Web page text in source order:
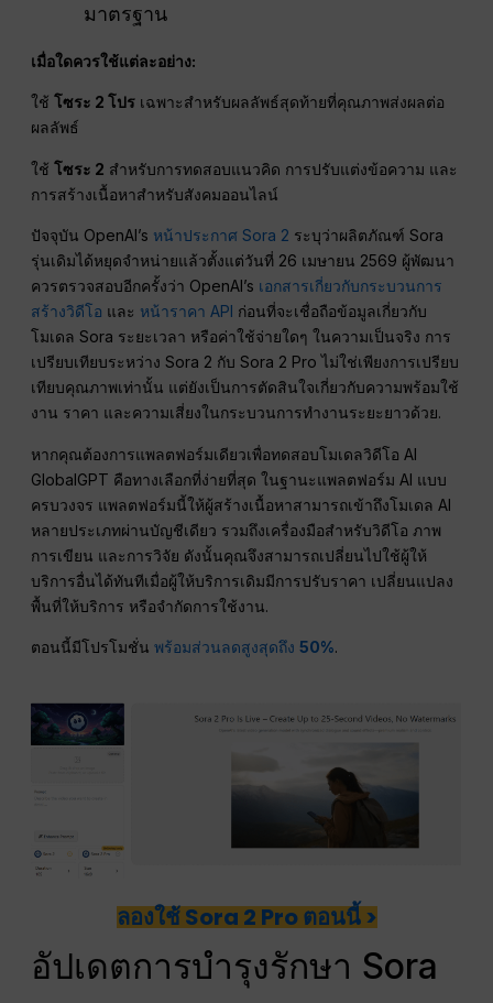
มาตรฐาน
เมื่อใดควรใช้แต่ละอย่าง:
ใช้โซระ 2 โปร เฉพาะสำหรับผลลัพธ์สุดท้ายที่คุณภาพส่งผลต่อ
ผลลัพธ์
ใช้โซระ 2 สำหรับการทดสอบแนวคิด การปรับแต่งข้อความ และ
การสร้างเนื้อหาสำหรับสังคมออนไลน์
ปัจจุบัน OpenAI’s หน้าประกาศ Sora 2 ระบุว่าผลิตภัณฑ์ Sora
รุ่นเดิมได้หยุดจำหน่ายแล้วตั้งแต่วันที่ 26 เมษายน 2569 ผู้พัฒนา
ควรตรวจสอบอีกครั้งว่า OpenAI’s เอกสารเกี่ยวกับกระบวนการ
สร้างวิดีโอ และ หน้าราคา API ก่อนที่จะเชื่อถือข้อมูลเกี่ยวกับ
โมเดล Sora ระยะเวลา หรือค่าใช้จ่ายใดๆ ในความเป็นจริง การ
เปรียบเทียบระหว่าง Sora 2 กับ Sora 2 Pro ไม่ใช่เพียงการเปรียบ
เทียบคุณภาพเท่านั้น แต่ยังเป็นการตัดสินใจเกี่ยวกับความพร้อมใช้
งาน ราคา และความเสี่ยงในกระบวนการทำงานระยะยาวด้วย.
หากคุณต้องการแพลตฟอร์มเดียวเพื่อทดสอบโมเดลวิดีโอ AI
GlobalGPT คือทางเลือกที่ง่ายที่สุด ในฐานะแพลตฟอร์ม AI แบบ
ครบวงจร แพลตฟอร์มนี้ให้ผู้สร้างเนื้อหาสามารถเข้าถึงโมเดล AI
หลายประเภทผ่านบัญชีเดียว รวมถึงเครื่องมือสำหรับวิดีโอ ภาพ
การเขียน และการวิจัย ดังนั้นคุณจึงสามารถเปลี่ยนไปใช้ผู้ให้
บริการอื่นได้ทันทีเมื่อผู้ให้บริการเดิมมีการปรับราคา เปลี่ยนแปลง
พื้นที่ให้บริการ หรือจำกัดการใช้งาน.
ตอนนี้มีโปรโมชั่นพร้อมส่วนลดสูงสุดถึง50%.
ลองใช้ Sora 2 Pro ตอนนี้ >
อัปเดตการบำรุงรักษา Sora